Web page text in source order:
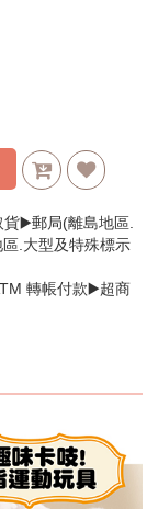
▶️郵局(離島地區.
.大型及特殊標示
轉帳付款▶️超商